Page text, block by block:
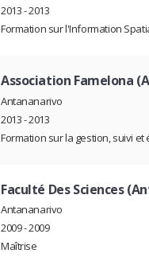
2013 - 2013
Formation sur l'Information
Association Famelona
Antananarivo
2013 - 2013
Formation sur la gestion, suivi
Faculté Des Sciences
Antananarivo
2009 - 2009
Maîtrise